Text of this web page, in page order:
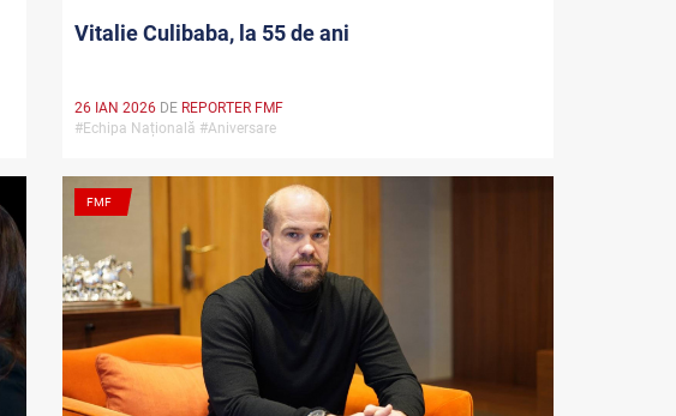
Vitalie Culibaba, la 55 de ani
26 IAN 2026 DE REPORTER FMF
#Echipa Națională #Aniversare
FMF